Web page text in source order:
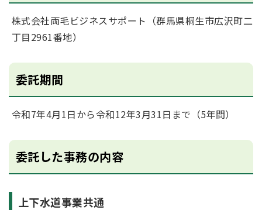
株式会社両毛ビジネスサポート（群馬県桐生市広沢町二
丁目2961番地）
委託期間
令和7年4月1日から令和12年3月31日まで（5年間）
委託した事務の内容
上下水道事業共通